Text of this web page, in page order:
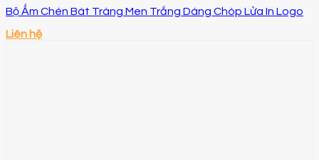
Bộ Ấm Chén Bát Tràng Men Trắng Dáng Chóp Lửa In Logo
Liên hệ